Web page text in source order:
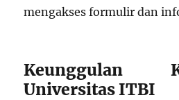
mengakses formulir dan
Keunggulan
Universitas ITBI